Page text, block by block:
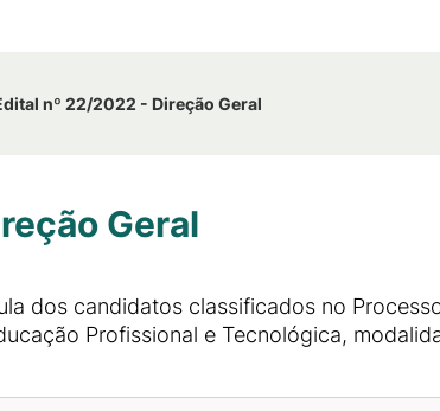
nº 22/2022 - Direção Geral
Geral
dos candidatos classificados no
Profissional e Tecnológica,